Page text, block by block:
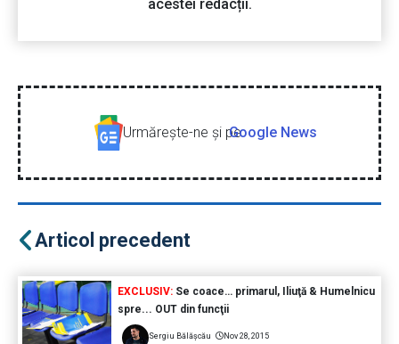
acestei redacții.
Urmăreşte-ne şi peGoogle News
Articol precedent
EXCLUSIV:Se coace… primarul, Iliuţă & Humelnicu
spre... OUT din funcţii
Sergiu Bălășcău Nov 28, 2015